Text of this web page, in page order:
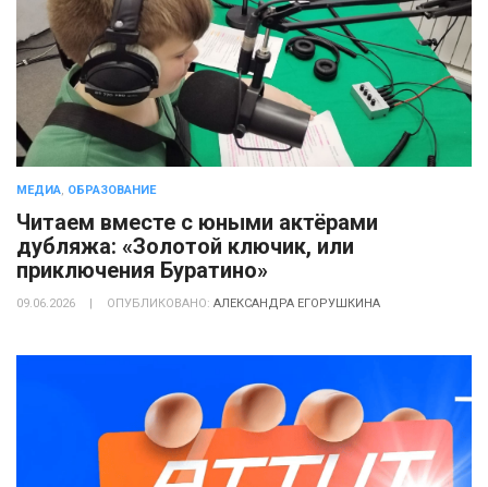
МЕДИА, ОБРАЗОВАНИЕ
Читаем вместе с юными актёрами
дубляжа: «Золотой ключик, или
приключения Буратино»
09.06.2026 | ОПУБЛИКОВАНО: АЛЕКСАНДРА ЕГОРУШКИНА